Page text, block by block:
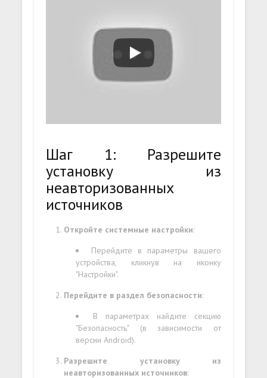
Шаг 1: Разрешите
установку из
неавторизованных
источников
Откройте системные настройки:
Перейдите в параметры вашего
устройства, кликнув на иконку
"Настройки".
Перейдите в раздел безопасности:
В параметрах найдите секцию
"Безопасность" (в зависимости от
версии Android).
Разрешите установку из
неавторизованных источников: